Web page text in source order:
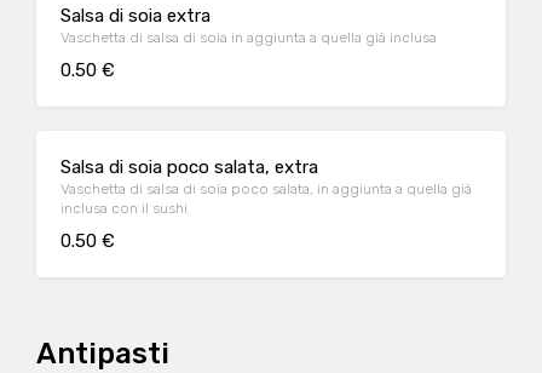
Salsa di soia extra
Vaschetta di salsa di soia in aggiunta a quella già inclusa
0.50 €
Salsa di soia poco salata, extra
Vaschetta di salsa di soia poco salata, in aggiunta a quella già
inclusa con il sushi
0.50 €
Antipasti